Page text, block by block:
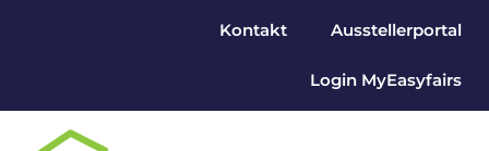
Kontakt Ausstellerportal
Login MyEasyfairs